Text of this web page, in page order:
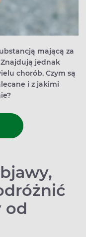
mającą za
jednak
chorób. Czym są
i z jakimi
od